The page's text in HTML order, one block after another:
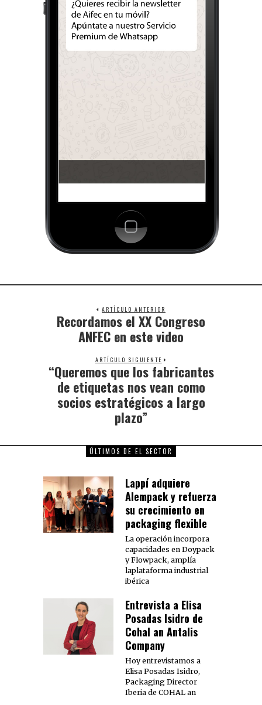
ARTÍCULO ANTERIOR
Recordamos el XX Congreso
ANFEC en este video
ARTÍCULO SIGUIENTE
“Queremos que los fabricantes
de etiquetas nos vean como
socios estratégicos a largo
plazo”
ÚLTIMOS DE EL SECTOR
Lappí adquiere
Alempack y refuerza
su crecimiento en
packaging flexible
La operación incorpora
capacidades en Doypack
y Flowpack, amplía
laplataforma industrial
ibérica
Entrevista a Elisa
Posadas Isidro de
Cohal an Antalis
Company
Hoy entrevistamos a
Elisa Posadas Isidro,
Packaging Director
Iberia de COHAL an